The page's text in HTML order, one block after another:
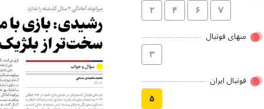
۲ ۴ ۶ ۷
منهای فوتبال
۳
فوتبال ایران
۵